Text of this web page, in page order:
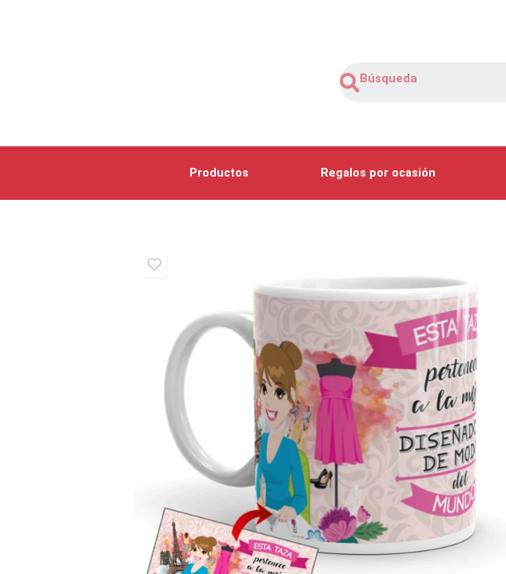
Productos Regalos por ocasión